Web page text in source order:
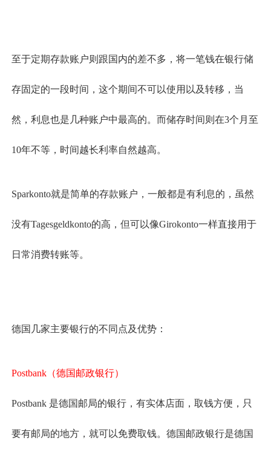
至于定期存款账户则跟国内的差不多，将一笔钱在银行储
存固定的一段时间，这个期间不可以使用以及转移，当
然，利息也是几种账户中最高的。而储存时间则在3个月至
10年不等，时间越长利率自然越高。
Sparkonto就是简单的存款账户，一般都是有利息的，虽然
没有Tagesgeldkonto的高，但可以像Girokonto一样直接用于
日常消费转账等。
德国几家主要银行的不同点及优势：
Postbank（德国邮政银行）
Postbank 是德国邮局的银行，有实体店面，取钱方便，只
要有邮局的地方，就可以免费取钱。德国邮政银行是德国